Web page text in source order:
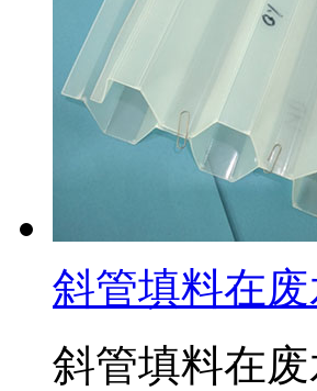
斜管填料在
斜管填料在